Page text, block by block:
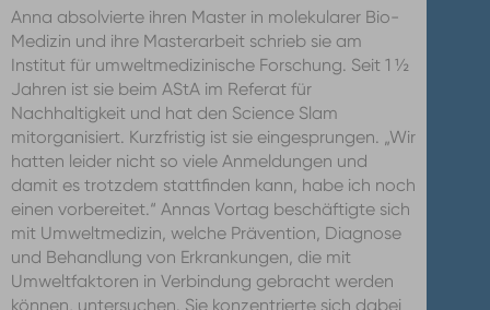
Anna absolvierte ihren Master in molekularer Bio-
Medizin und ihre Masterarbeit schrieb sie am
Institut für umweltmedizinische Forschung. Seit 1 ½
Jahren ist sie beim AStA im Referat für
Nachhaltigkeit und hat den Science Slam
mitorganisiert. Kurzfristig ist sie eingesprungen. „Wir
hatten leider nicht so viele Anmeldungen und
damit es trotzdem stattfinden kann, habe ich noch
einen vorbereitet.“ Annas Vortag beschäftigte sich
mit Umweltmedizin, welche Prävention, Diagnose
und Behandlung von Erkrankungen, die mit
Umweltfaktoren in Verbindung gebracht werden
können, untersuchen. Sie konzentrierte sich dabei